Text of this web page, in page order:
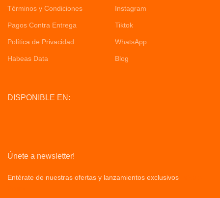
Términos y Condiciones
Pagos Contra Entrega
Política de Privacidad
Habeas Data
Instagram
Tiktok
WhatsApp
Blog
DISPONIBLE EN:
Únete a newsletter!
Entérate de nuestras ofertas y lanzamientos exclusivos